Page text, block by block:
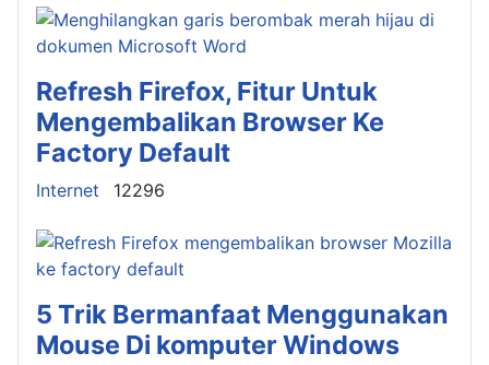
Refresh Firefox, Fitur Untuk
Mengembalikan Browser Ke
Factory Default
Details
Internet 12296
5 Trik Bermanfaat Menggunakan
Mouse Di komputer Windows